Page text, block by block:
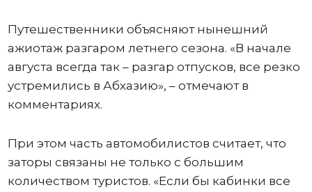
Путешественники объясняют нынешний
ажиотаж разгаром летнего сезона. «В начале
августа всегда так – разгар отпусков, все резко
устремились в Абхазию», – отмечают в
комментариях.
При этом часть автомобилистов считает, что
заторы связаны не только с большим
количеством туристов. «Если бы кабинки все